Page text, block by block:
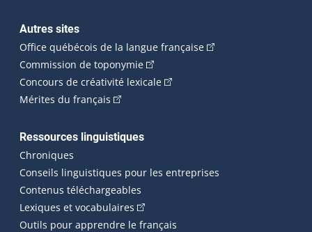
Autres sites
Office québécois de la langue française(Cet hyperlien
Commission de toponymie(Cet hyperlien externe s'ouvrira
Concours de créativité lexicale(Cet hyperlien externe
Mérites du français (Cet hyperlien externe s'ouvrira dans une
Ressources linguistiques
Chroniques
Conseils linguistiques pour les entreprises
Contenus téléchargeables
Lexiques et vocabulaires (Cet hyperlien externe s'ouvrira
Outils pour apprendre le français